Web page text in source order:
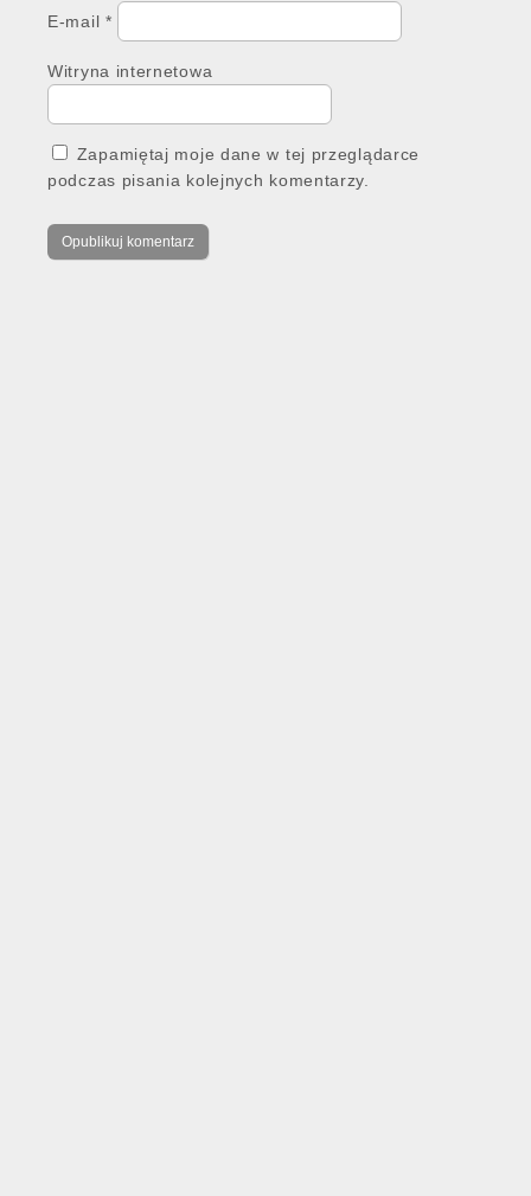
E-mail *
Witryna internetowa
Zapamiętaj moje dane w tej przeglądarce
podczas pisania kolejnych komentarzy.